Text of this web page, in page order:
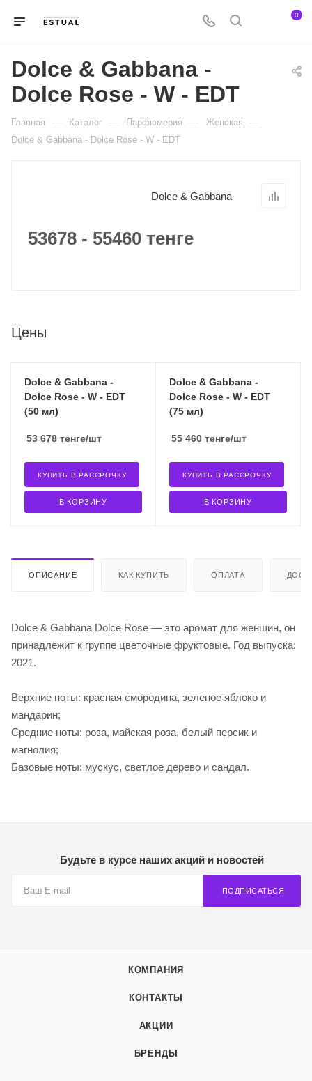
0
Dolce & Gabbana -
Dolce Rose - W - EDT
Главная — Каталог — Парфюмерия — Женская —
Dolce & Gabbana - Dolce Rose - W - EDT
Dolce & Gabbana
53678 - 55460 тенге
Цены
Dolce & Gabbana -
Dolce Rose - W - EDT
(50 мл)
53 678 тенге/шт
В КОРЗИНУ
КУПИТЬ В РАССРОЧКУ
Dolce & Gabbana -
Dolce Rose - W - EDT
(75 мл)
55 460 тенге/шт
В КОРЗИНУ
КУПИТЬ В РАССРОЧКУ
ОПИСАНИЕ КАК КУПИТЬ ОПЛАТА
Dolce & Gabbana Dolce Rose — это аромат для женщин, он
принадлежит к группе цветочные фруктовые. Год выпуска:
2021.
Верхние ноты: красная смородина, зеленое яблоко и
мандарин;
Средние ноты: роза, майская роза, белый персик и
магнолия;
Базовые ноты: мускус, светлое дерево и сандал.
Будьте в курсе наших акций и новостей
ПОДПИСАТЬСЯ
КОМПАНИЯ
КОНТАКТЫ
АКЦИИ
БРЕНДЫ